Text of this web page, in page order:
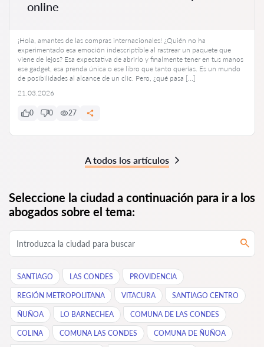
online
¡Hola, amantes de las compras internacionales! ¿Quién no ha
experimentado esa emoción indescriptible al rastrear un paquete que
viene de lejos? Esa expectativa de abrirlo y finalmente tener en tus manos
ese gadget, esa prenda única o ese libro que tanto querías. Es un mundo
de posibilidades al alcance de un clic. Pero, ¿qué pasa […]
21.03.2026
0 0 27
A todos los artículos
Seleccione la ciudad a continuación para ir a los
abogados sobre el tema:
SANTIAGO LAS CONDES PROVIDENCIA
REGIÓN METROPOLITANA VITACURA SANTIAGO CENTRO
ÑUÑOA LO BARNECHEA COMUNA DE LAS CONDES
COLINA COMUNA LAS CONDES COMUNA DE ÑUÑOA